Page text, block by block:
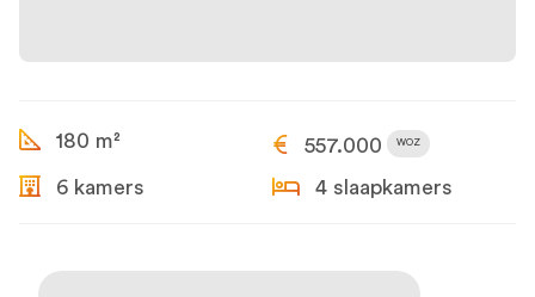
180 m² 557.000 WOZ
6 kamers 4 slaapkamers